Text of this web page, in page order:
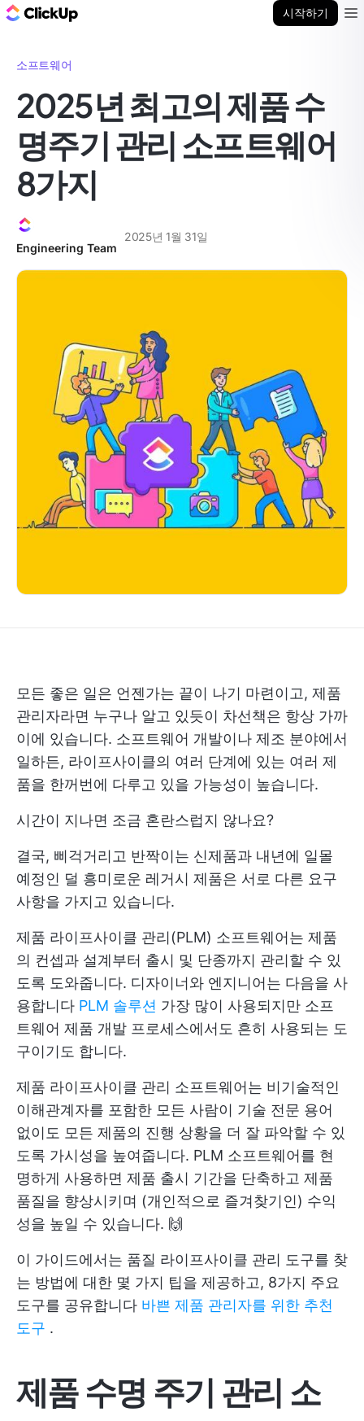
시작하기
소프트웨어
2025년 최고의 제품 수
명주기 관리 소프트웨어
8가지
Engineering Team
2025년 1월 31일
모든 좋은 일은 언젠가는 끝이 나기 마련이고, 제품
관리자라면 누구나 알고 있듯이 차선책은 항상 가까
이에 있습니다. 소프트웨어 개발이나 제조 분야에서
일하든, 라이프사이클의 여러 단계에 있는 여러 제
품을 한꺼번에 다루고 있을 가능성이 높습니다.
시간이 지나면 조금 혼란스럽지 않나요?
결국, 삐걱거리고 반짝이는 신제품과 내년에 일몰
예정인 덜 흥미로운 레거시 제품은 서로 다른 요구
사항을 가지고 있습니다.
제품 라이프사이클 관리(PLM) 소프트웨어는 제품
의 컨셉과 설계부터 출시 및 단종까지 관리할 수 있
도록 도와줍니다. 디자이너와 엔지니어는 다음을 사
용합니다 PLM 솔루션 가장 많이 사용되지만 소프
트웨어 제품 개발 프로세스에서도 흔히 사용되는 도
구이기도 합니다.
제품 라이프사이클 관리 소프트웨어는 비기술적인
이해관계자를 포함한 모든 사람이 기술 전문 용어
없이도 모든 제품의 진행 상황을 더 잘 파악할 수 있
도록 가시성을 높여줍니다. PLM 소프트웨어를 현
명하게 사용하면 제품 출시 기간을 단축하고 제품
품질을 향상시키며 (개인적으로 즐겨찾기인) 수익
성을 높일 수 있습니다. 🙌
이 가이드에서는 품질 라이프사이클 관리 도구를 찾
는 방법에 대한 몇 가지 팁을 제공하고, 8가지 주요
도구를 공유합니다 바쁜 제품 관리자를 위한 추천
도구 .
제품 수명 주기 관리 소